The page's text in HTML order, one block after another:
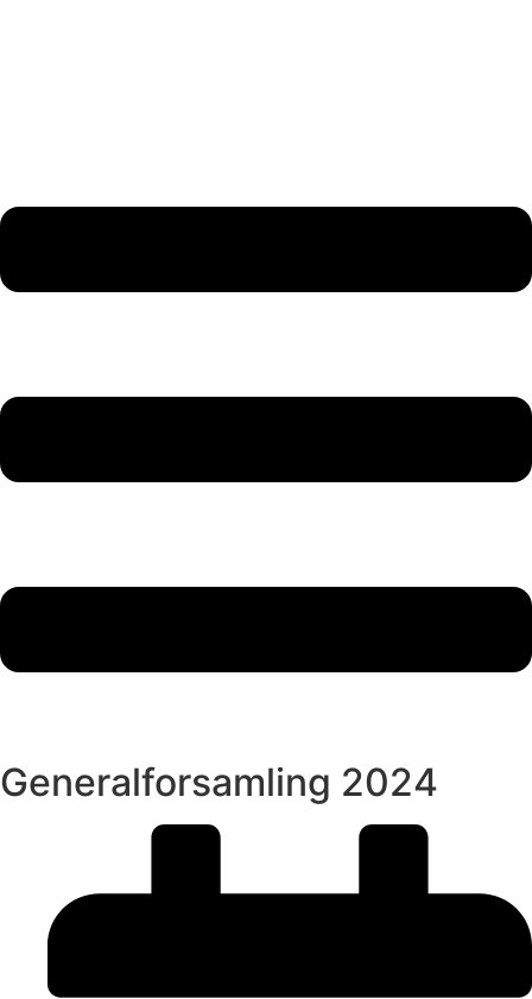
Generalforsamling 2024